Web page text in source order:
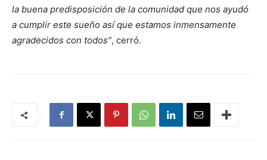
la buena predisposición de la comunidad que nos ayudó
a cumplir este sueño así que estamos inmensamente
agradecidos con todos”, cerró.